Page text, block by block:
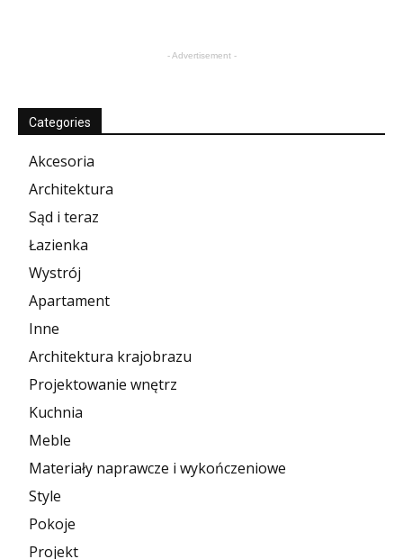
- Advertisement -
Categories
Akcesoria
Architektura
Sąd i teraz
Łazienka
Wystrój
Apartament
Inne
Architektura krajobrazu
Projektowanie wnętrz
Kuchnia
Meble
Materiały naprawcze i wykończeniowe
Style
Pokoje
Projekt